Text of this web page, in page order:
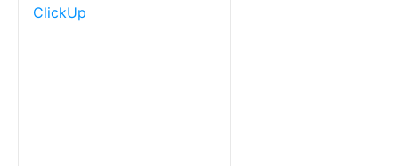
ClickUp